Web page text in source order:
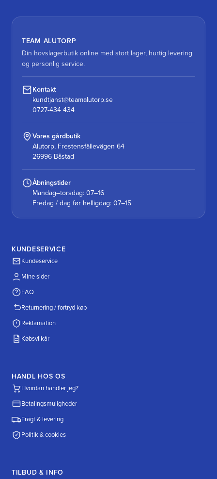
TEAM ALUTORP
Din hovslagerbutik online med stort lager, hurtig levering
og personlig service.
Kontakt
kundtjanst@teamalutorp.se
0727-434 434
Vores gårdbutik
Alutorp, Frestensfällevägen 64
26996 Båstad
Åbningstider
Mandag–torsdag: 07–16
Fredag / dag før helligdag: 07–15
KUNDESERVICE
Kundeservice
Mine sider
FAQ
Returnering / fortryd køb
Reklamation
Købsvilkår
HANDL HOS OS
Hvordan handler jeg?
Betalingsmuligheder
Fragt & levering
Politik & cookies
TILBUD & INFO